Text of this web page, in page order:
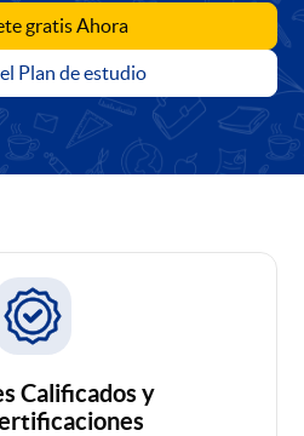
gratis Ahora
Plan de estudio
Calificados y